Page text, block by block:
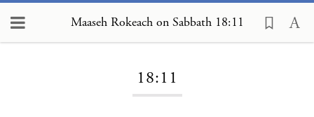
Maaseh Rokeach on Sabbath 18:11
18:11